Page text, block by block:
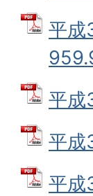
平成
平成
平成
平成